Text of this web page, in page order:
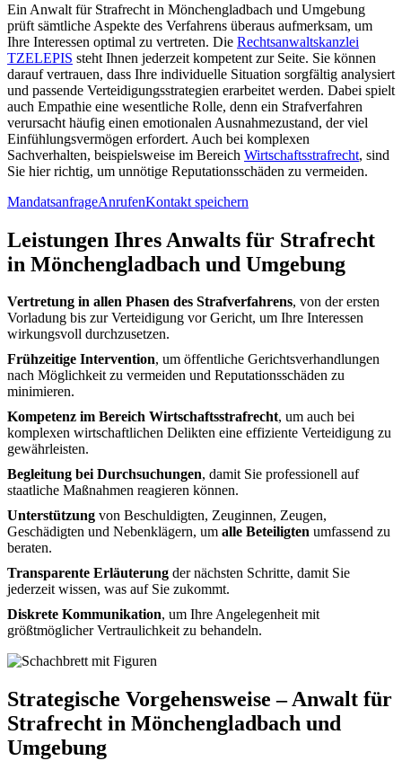
Ein Anwalt für Strafrecht in Mönchengladbach und Umgebung
prüft sämtliche Aspekte des Verfahrens überaus aufmerksam, um
Ihre Interessen optimal zu vertreten. Die Rechtsanwaltskanzlei
TZELEPIS steht Ihnen jederzeit kompetent zur Seite. Sie können
darauf vertrauen, dass Ihre individuelle Situation sorgfältig analysiert
und passende Verteidigungsstrategien erarbeitet werden. Dabei spielt
auch Empathie eine wesentliche Rolle, denn ein Strafverfahren
verursacht häufig einen emotionalen Ausnahmezustand, der viel
Einfühlungsvermögen erfordert. Auch bei komplexen
Sachverhalten, beispielsweise im Bereich Wirtschaftsstrafrecht, sind
Sie hier richtig, um unnötige Reputationsschäden zu vermeiden.
MandatsanfrageAnrufenKontakt speichern
Leistungen Ihres Anwalts für Strafrecht
in Mönchengladbach und Umgebung
Vertretung in allen Phasen des Strafverfahrens, von der ersten
Vorladung bis zur Verteidigung vor Gericht, um Ihre Interessen
wirkungsvoll durchzusetzen.
Frühzeitige Intervention, um öffentliche Gerichtsverhandlungen
nach Möglichkeit zu vermeiden und Reputationsschäden zu
minimieren.
Kompetenz im Bereich Wirtschaftsstrafrecht, um auch bei
komplexen wirtschaftlichen Delikten eine effiziente Verteidigung zu
gewährleisten.
Begleitung bei Durchsuchungen, damit Sie professionell auf
staatliche Maßnahmen reagieren können.
Unterstützung von Beschuldigten, Zeuginnen, Zeugen,
Geschädigten und Nebenklägern, um alle Beteiligten umfassend zu
beraten.
Transparente Erläuterung der nächsten Schritte, damit Sie
jederzeit wissen, was auf Sie zukommt.
Diskrete Kommunikation, um Ihre Angelegenheit mit
größtmöglicher Vertraulichkeit zu behandeln.
Strategische Vorgehensweise – Anwalt für
Strafrecht in Mönchengladbach und
Umgebung